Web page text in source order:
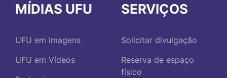
MÍDIAS UFU
UFU em Imagens
UFU em Vídeos
SERVIÇOS
Solicitar divulgação
Reserva de espaço
físico